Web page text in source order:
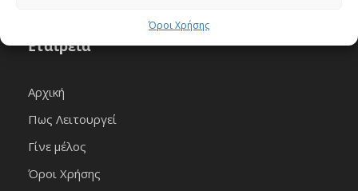
Όροι Χρήσης
Εταιρεία
Αρχική
Πως Λειτουργεί
Γίνε μέλος
Όροι Χρήσης